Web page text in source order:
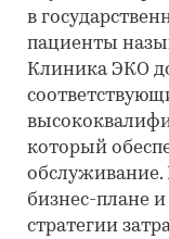
в
пациенты
Клиника ЭКО
который
обслуживание.
бизнес-плане
стратегии